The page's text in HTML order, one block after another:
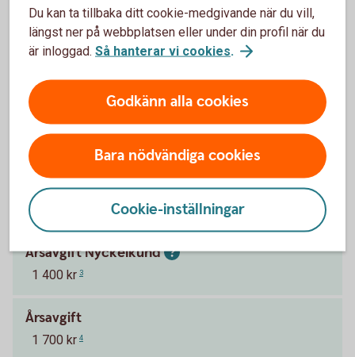
Pris för Betal- och kreditkort Mastercard
Platinum
Ränta
13,05 % (2025-10-01)
Effektiv ränta
Årsavgift Nyckelkund
1 400 kr 3
Årsavgift
1 700 kr 4
Du kan ta tillbaka ditt cookie-medgivande när du vill,
längst ner på webbplatsen eller under din profil när du
är inloggad. Så hanterar vi cookies.
Godkänn alla cookies
Bara nödvändiga cookies
Cookie-inställningar